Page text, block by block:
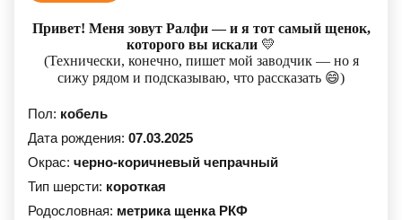
Привет! Меня зовут Ралфи — и я тот самый щенок,
которого вы искали 💛
(Технически, конечно, пишет мой заводчик — но я
сижу рядом и подсказываю, что рассказать 😄)
Пол: кобель
Дата рождения: 07.03.2025
Окрас: черно-коричневый чепрачный
Тип шерсти: короткая
Родословная: метрика щенка РКФ